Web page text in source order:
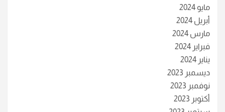
مايو 2024
أبريل 2024
مارس 2024
فبراير 2024
يناير 2024
ديسمبر 2023
نوفمبر 2023
أكتوبر 2023